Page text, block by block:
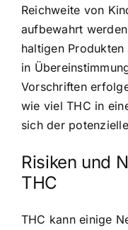
Reichweite von
aufbewahrt
haltigen
in
Vorschriften
wie viel THC in
sich der
Risiken und
THC
THC kann einige